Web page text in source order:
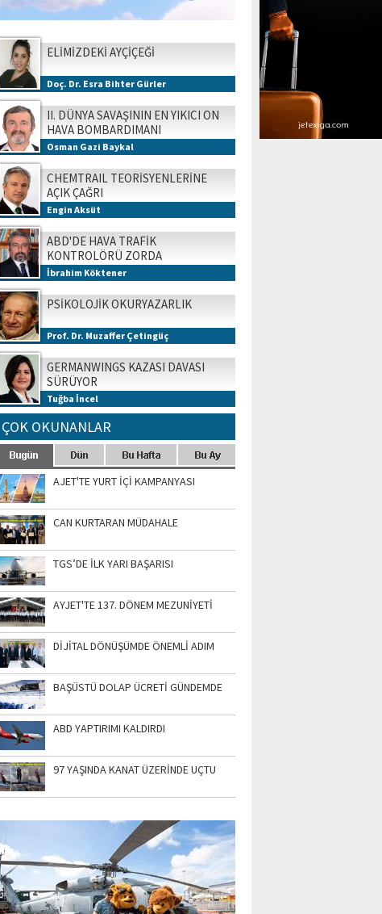
ELİMİZDEKİ AYÇİÇEĞİ
Doç. Dr. Esra Bihter Gürler
II. DÜNYA SAVAŞININ EN YIKICI ON
HAVA BOMBARDIMANI
Osman Gazi Baykal
CHEMTRAIL TEORİSYENLERİNE
AÇIK ÇAĞRI
Engin Aksüt
ABD'DE HAVA TRAFİK
KONTROLÖRÜ ZORDA
İbrahim Köktener
PSİKOLOJİK OKURYAZARLIK
Prof. Dr. Muzaffer Çetingüç
GERMANWINGS KAZASI DAVASI
SÜRÜYOR
Tuğba İncel
ÇOK OKUNANLAR
AJET'TE YURT İÇİ KAMPANYASI
CAN KURTARAN MÜDAHALE
TGS’DE İLK YARI BAŞARISI
AYJET'TE 137. DÖNEM MEZUNİYETİ
DİJİTAL DÖNÜŞÜMDE ÖNEMLİ ADIM
BAŞÜSTÜ DOLAP ÜCRETİ GÜNDEMDE
ABD YAPTIRIMI KALDIRDI
97 YAŞINDA KANAT ÜZERİNDE UÇTU
SİNGAPUR AIRSHOW-2020